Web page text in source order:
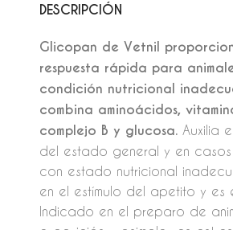
DESCRIPCIÓN
Glicopan de Vetnil
respuesta rápida para
condición nutricional
combina aminoácidos,
complejo B y glucosa. Auxilia
del estado general y en casos
con estado nutricional
en el estímulo del apetito y es
Indicado en el preparo de